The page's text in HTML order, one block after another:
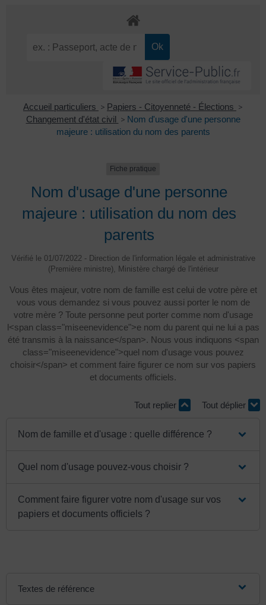
Accueil particuliers > Papiers - Citoyenneté - Élections >
Changement d'état civil > Nom d'usage d'une personne
majeure : utilisation du nom des parents
Fiche pratique
Nom d'usage d'une personne
majeure : utilisation du nom des
parents
Vérifié le 01/07/2022 - Direction de l'information légale et administrative
(Première ministre), Ministère chargé de l'intérieur
Vous êtes majeur, votre nom de famille est celui de votre père et
vous vous demandez si vous pouvez aussi porter le nom de
votre mère ? Toute personne peut porter comme nom d'usage
l<span class="miseenevidence">e nom du parent qui ne lui a pas
été transmis à la naissance</span>. Nous vous indiquons <span
class="miseenevidence">quel nom d'usage vous pouvez
choisir</span> et comment faire figurer ce nom sur vos papiers
et documents officiels.
Tout replier Tout déplier
Nom de famille et d'usage : quelle différence ?
Quel nom d'usage pouvez-vous choisir ?
Comment faire figurer votre nom d'usage sur vos
papiers et documents officiels ?
Textes de référence